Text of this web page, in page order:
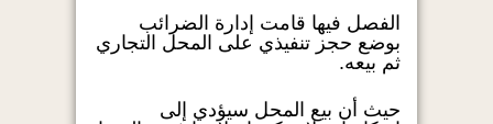
الفصل فيها قامت إدارة الضرائب
بوضع حجز تنفيذي على المحل التجاري
ثم بيعه.
حيث أن بيع المحل سيؤدي إلى